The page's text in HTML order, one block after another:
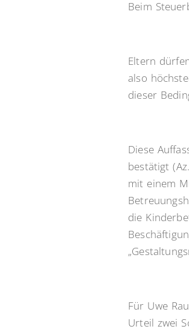
Beim
Eltern
also
dieser
Diese
bestätigt
mit einem
die
Für Uwe
Urteil zwei